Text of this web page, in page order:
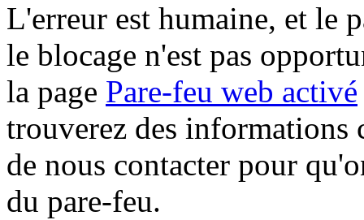
L'erreur est humaine, et le
le blocage n'est pas
la page Pare-feu web activé
trouverez des informations
de nous contacter pour
du pare-feu.